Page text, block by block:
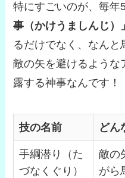
特にすごいのが、毎年
事（かけうましんじ）」
るだけでなく、なんと
敵の矢を避けるような
露する神事なんです！
技の名前 どん
手綱潜り（た
づなくぐり）
敵の
がら